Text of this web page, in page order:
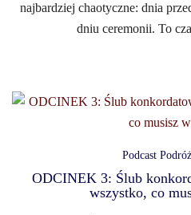
najbardziej chaotyczne: dnia
dniu ceremonii. To
Podcast
ODCINEK 3: Ślub
wszystko, co